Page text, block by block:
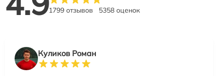
1799 отзывов 5358 оценок
Куликов Роман